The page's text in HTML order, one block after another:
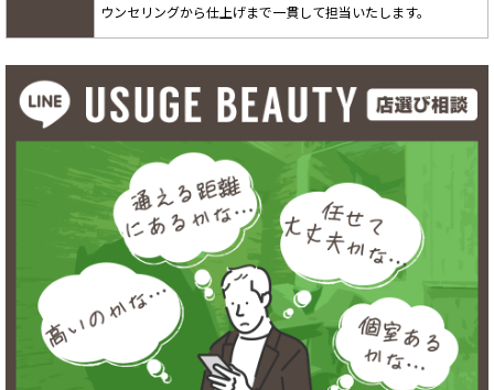
ウンセリングから仕上げまで一貫して担当いたします。